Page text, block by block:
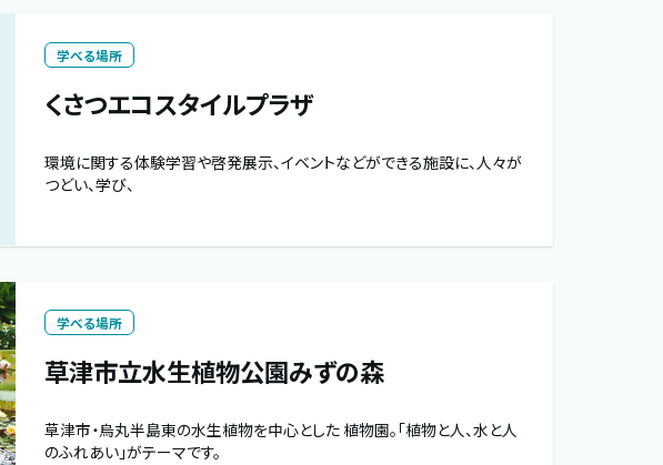
学べる場所
くさつエコスタイルプラザ
環境に関する体験学習や啓発展示、イベントなどができる施設に、人々が
つどい、学び、
学べる場所
草津市立水生植物公園みずの森
草津市・烏丸半島東の水生植物を中心とした 植物園。「植物と人、水と人
のふれあい」がテーマです。